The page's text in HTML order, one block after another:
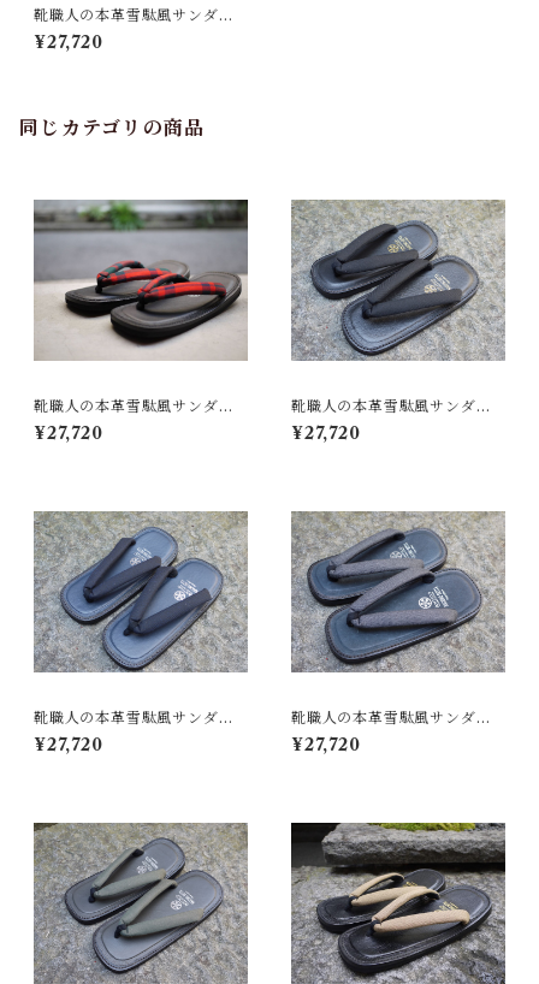
靴職人の本革雪駄風サンダル
「那古野雪駄」（鼻緒：BI#0
01-A)
¥27,720
同じカテゴリの商品
靴職人の本革雪駄風サンダル
「那古野雪駄」（鼻緒：BI#0
10-B2)
¥27,720
靴職人の本革雪駄風サンダル
「那古野雪駄」（鼻緒：BI#0
03)
¥27,720
靴職人の本革雪駄風サンダル
「那古野雪駄」（鼻緒：BI#0
19)
¥27,720
靴職人の本革雪駄風サンダル
「那古野雪駄」（鼻緒：BI#0
07)
¥27,720